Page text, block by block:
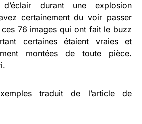
durant une explosion
certainement du voir passer
76 images qui ont fait le buzz
certaines étaient vraies et
montées de toute pièce.
traduit de l’article de